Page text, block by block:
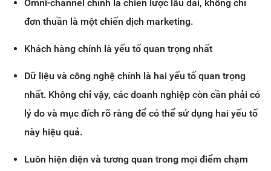
Omni-channel chính là chiến lược lâu dài, không chỉ
đơn thuần là một chiến dịch marketing.
Khách hàng chính là yếu tố quan trọng nhất
Dữ liệu và công nghệ chính là hai yếu tố quan trọng
nhất. Không chỉ vậy, các doanh nghiệp còn cần phải có
lý do và mục đích rõ ràng để có thể sử dụng hai yếu tố
này hiệu quả.
Luôn hiện diện và tương quan trong mọi điểm chạm